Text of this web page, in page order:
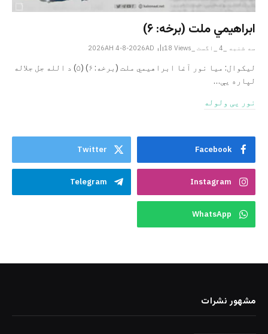
ابراهيمي ملت (برخه: ۶)
سه شنبه _4 _اگست _2026AH 4-8-2026AD 18 Views
ليکوال: میا نور آغا ابراهيمي ملت (برخه: ۶) (۵) د الله جل جلاله
لپاره یې…
نور یی ولوله
Facebook
Twitter
Instagram
Telegram
WhatsApp
مشهور نشرات